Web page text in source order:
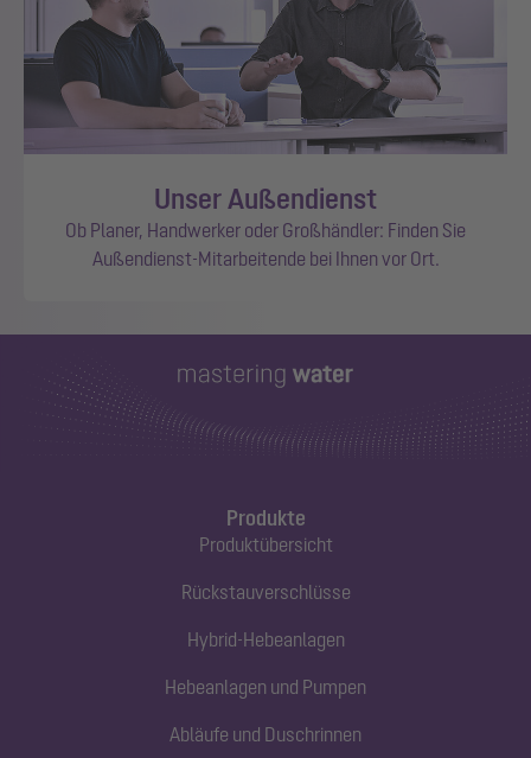
Unser Außendienst
Ob Planer, Handwerker oder Großhändler: Finden Sie
Außendienst-Mitarbeitende bei Ihnen vor Ort.
Produkte
Produktübersicht
Rückstauverschlüsse
Hybrid-Hebeanlagen
Hebeanlagen und Pumpen
Abläufe und Duschrinnen